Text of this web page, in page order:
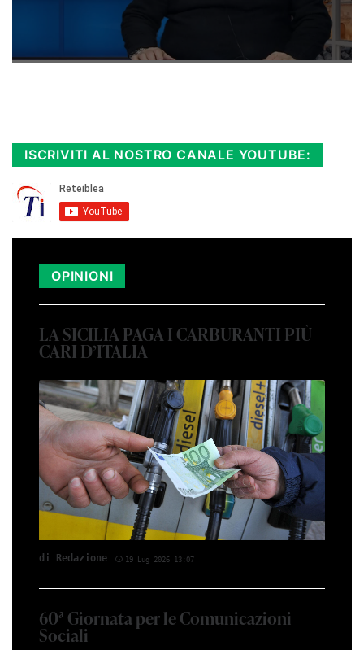
ISCRIVITI AL NOSTRO CANALE YOUTUBE:
OPINIONI
LA SICILIA PAGA I CARBURANTI PIÙ
CARI D’ITALIA
di Red­azio­ne 19 Lug 2026 13:07
60ª Giornata per le Comunicazioni
Sociali